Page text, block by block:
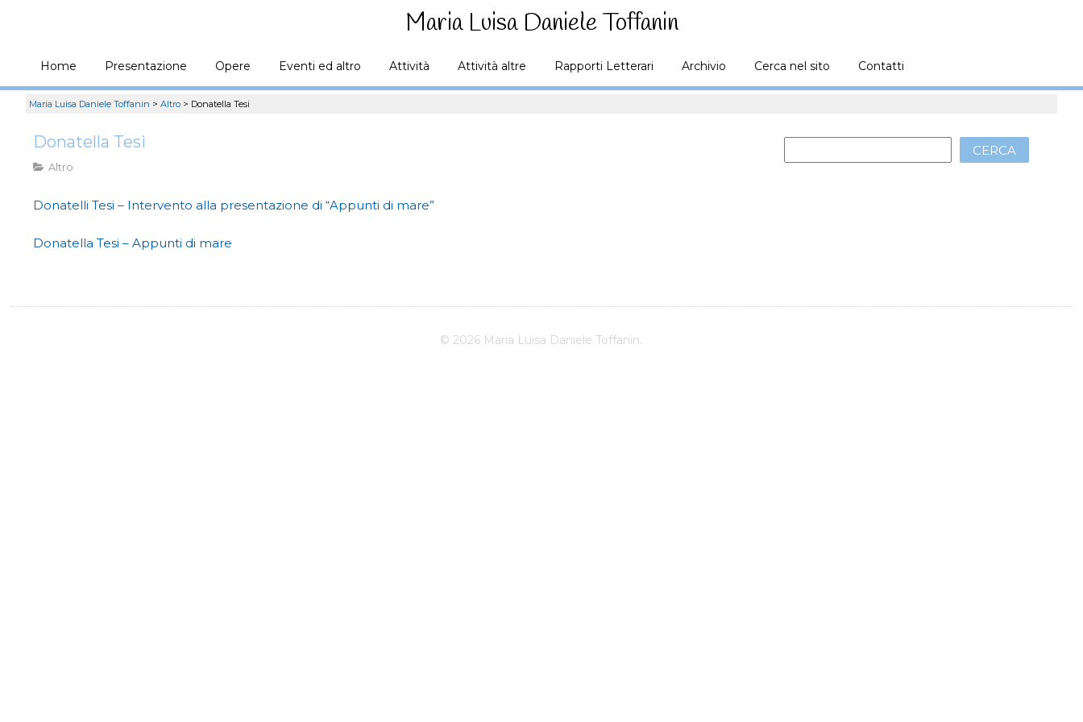
Maria Luisa Daniele Toffanin
Home Presentazione Opere Eventi ed altro Attività Attività altre Rapporti Letterari Archivio Cerca nel sito Contatti
Maria Luisa Daniele Toffanin > Altro > Donatella Tesi
Donatella Tesi
Altro
Donatelli Tesi – Intervento alla presentazione di “Appunti di mare”
Donatella Tesi – Appunti di mare
CERCA
© 2026 Maria Luisa Daniele Toffanin.